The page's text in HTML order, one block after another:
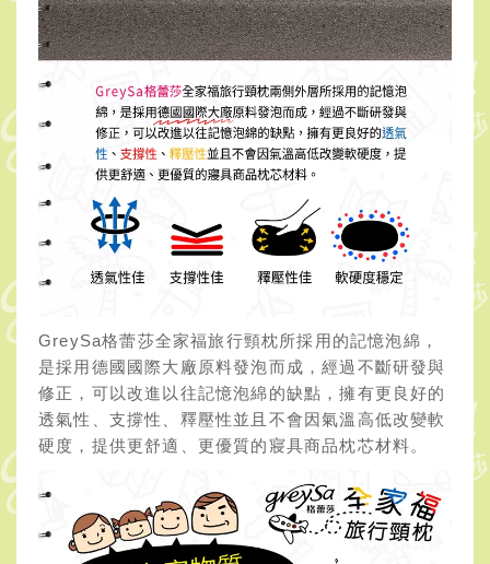
GreySa格蕾莎全家福旅行頸枕所採用的記憶泡綿，
是採用德國國際大廠原料發泡而成，經過不斷研發與
修正，可以改進以往記憶泡綿的缺點，擁有更良好的
透氣性、支撐性、釋壓性並且不會因氣溫高低改變軟
硬度，提供更舒適、更優質的寢具商品枕芯材料。